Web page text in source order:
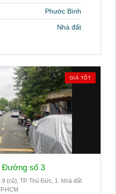
Phước Bình
Nhà đất
GIÁ TỐT
Đường số 3
(cũ), TP. Thủ Đức, 1. Nhà đất